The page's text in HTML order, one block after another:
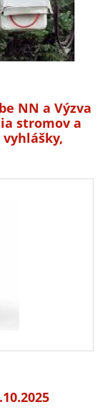
NN a Výzva
stromov a